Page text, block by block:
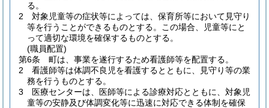
る。
2
対象児童等の症状等によっては、保育所等において見守り
等を行うことができるものとする。
この場合、児童等にと
って適切な環境を確保するものとする。
(職員配置)
第6条
町は、事業を遂行するため看護師等を配置する。
2
看護師等は体調不良児を看護するとともに、見守り等の業
務を行うものとする。
3
医療センターは、医師等による診療対応とともに、対象児
童等の安静及び体調変化等に迅速に対応できる体制を確保